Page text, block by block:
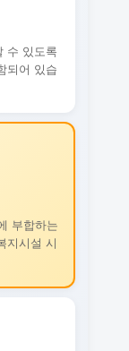
수 있도록
되어 있습
부합하는
지시설 시